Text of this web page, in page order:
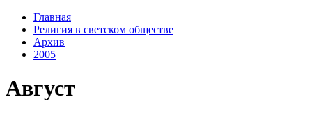
Главная
Религия в светском обществе
Архив
2005
Август